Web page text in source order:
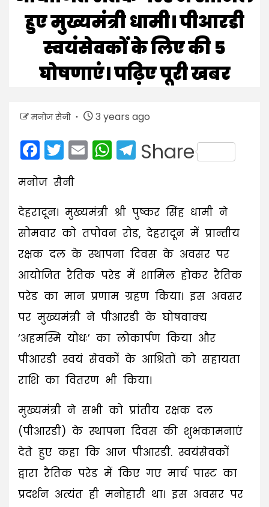
हुए मुख्यमंत्री धामी। पीआरडी
स्वयंसेवकों के लिए की 5
घोषणाएं। पढ़िए पूरी खबर
मनोज सैनी 3 years ago
Facebook
Twitter
EmailWhatsApp
Telegram
Share
मनोज सैनी
देहरादून। मुख्यमंत्री श्री पुष्कर सिंह धामी ने
सोमवार को तपोवन रोड, देहरादून में प्रान्तीय
रक्षक दल के स्थापना दिवस के अवसर पर
आयोजित रैतिक परेड में शामिल होकर रैतिक
परेड का मान प्रणाम ग्रहण किया। इस अवसर
पर मुख्यमंत्री ने पीआरडी के घोषवाक्य
‘अहमस्मि योधः’ का लोकार्पण किया और
पीआरडी स्वयं सेवकों के आश्रितों को सहायता
राशि का वितरण भी किया।
मुख्यमंत्री ने सभी को प्रांतीय रक्षक दल
(पीआरडी) के स्थापना दिवस की शुभकामनाएं
देते हुए कहा कि आज पीआरडी. स्वयंसेवकों
द्वारा रैतिक परेड में किए गए मार्च पास्ट का
प्रदर्शन अत्यंत ही मनोहारी था। इस अवसर पर